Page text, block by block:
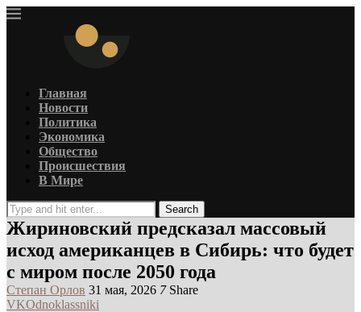
Главная
Новости
Политика
Экономика
Общество
Происшествия
В Мире
Search
Жириновский предсказал массовый
исход американцев в Сибирь: что будет
с миром после 2050 года
Степан Орлов 31 мая, 2026 7 Share
VKOdnoklassniki